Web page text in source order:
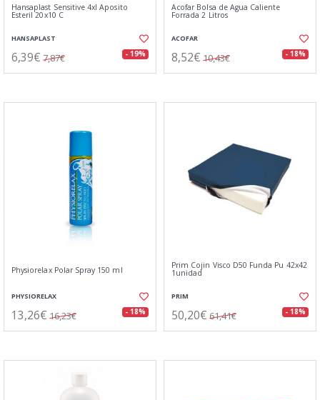
Hansaplast Sensitive 4xl Aposito
Esteril 20x10 C
HANSAPLAST
6,39€ 7,87€ - 19%
Acofar Bolsa de Agua Caliente
Forrada 2 Litros
ACOFAR
8,52€ 10,43€ - 18%
Physiorelax Polar Spray 150 ml
PHYSIORELAX
13,26€ 16,23€ - 18%
Prim Cojin Visco D50 Funda Pu 42x42
1unidad
PRIM
50,20€ 61,41€ - 18%